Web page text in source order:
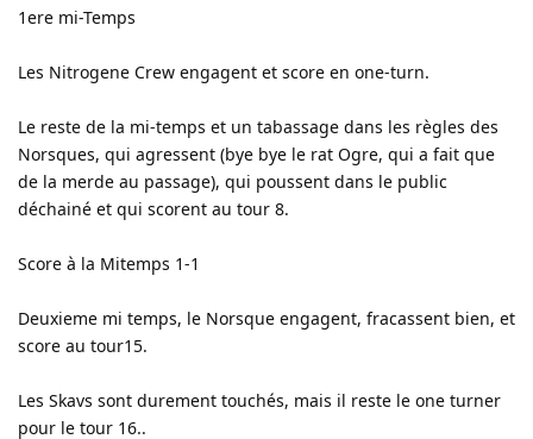
1ere mi-Temps
Les Nitrogene Crew engagent et score en one-turn.
Le reste de la mi-temps et un tabassage dans les règles des
Norsques, qui agressent (bye bye le rat Ogre, qui a fait que
de la merde au passage), qui poussent dans le public
déchainé et qui scorent au tour 8.
Score à la Mitemps 1-1
Deuxieme mi temps, le Norsque engagent, fracassent bien, et
score au tour15.
Les Skavs sont durement touchés, mais il reste le one turner
pour le tour 16..